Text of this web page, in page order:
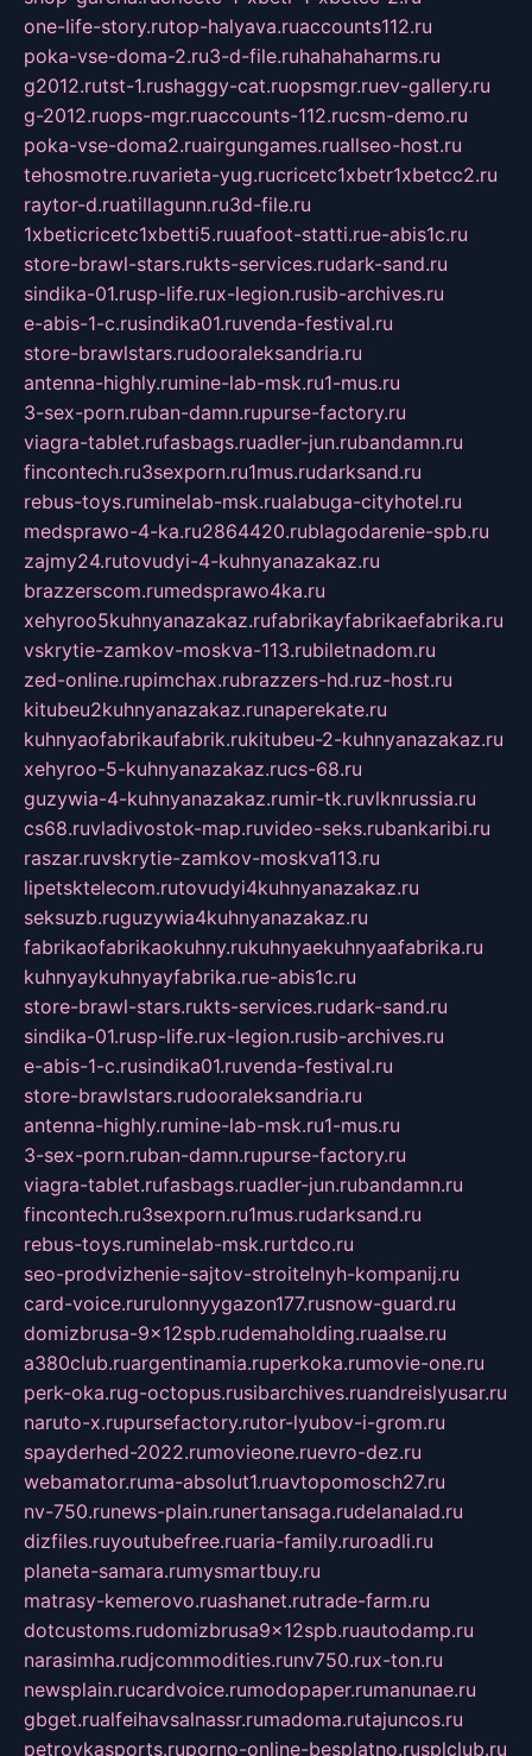
one-life-story.rutop-halyava.ruaccounts112.ru
poka-vse-doma-2.ru3-d-file.ruhahahaharms.ru
g2012.rutst-1.rushaggy-cat.ruopsmgr.ruev-gallery.ru
g-2012.ruops-mgr.ruaccounts-112.rucsm-demo.ru
poka-vse-doma2.ruairgungames.ruallseo-host.ru
tehosmotre.ruvarieta-yug.rucricetc1xbetr1xbetcc2.ru
raytor-d.ruatillagunn.ru3d-file.ru
1xbeticricetc1xbetti5.ruuafoot-statti.rue-abis1c.ru
store-brawl-stars.rukts-services.rudark-sand.ru
sindika-01.rusp-life.rux-legion.rusib-archives.ru
e-abis-1-c.rusindika01.ruvenda-festival.ru
store-brawlstars.rudooraleksandria.ru
antenna-highly.rumine-lab-msk.ru1-mus.ru
3-sex-porn.ruban-damn.rupurse-factory.ru
viagra-tablet.rufasbags.ruadler-jun.rubandamn.ru
fincontech.ru3sexporn.ru1mus.rudarksand.ru
rebus-toys.ruminelab-msk.rualabuga-cityhotel.ru
medsprawo-4-ka.ru2864420.rublagodarenie-spb.ru
zajmy24.rutovudyi-4-kuhnyanazakaz.ru
brazzerscom.rumedsprawo4ka.ru
xehyroo5kuhnyanazakaz.rufabrikayfabrikaefabrika.ru
vskrytie-zamkov-moskva-113.rubiletnadom.ru
zed-online.rupimchax.rubrazzers-hd.ruz-host.ru
kitubeu2kuhnyanazakaz.runaperekate.ru
kuhnyaofabrikaufabrik.rukitubeu-2-kuhnyanazakaz.ru
xehyroo-5-kuhnyanazakaz.rucs-68.ru
guzywia-4-kuhnyanazakaz.rumir-tk.ruvlknrussia.ru
cs68.ruvladivostok-map.ruvideo-seks.rubankaribi.ru
raszar.ruvskrytie-zamkov-moskva113.ru
lipetsktelecom.rutovudyi4kuhnyanazakaz.ru
seksuzb.ruguzywia4kuhnyanazakaz.ru
fabrikaofabrikaokuhny.rukuhnyaekuhnyaafabrika.ru
kuhnyaykuhnyayfabrika.rue-abis1c.ru
store-brawl-stars.rukts-services.rudark-sand.ru
sindika-01.rusp-life.rux-legion.rusib-archives.ru
e-abis-1-c.rusindika01.ruvenda-festival.ru
store-brawlstars.rudooraleksandria.ru
antenna-highly.rumine-lab-msk.ru1-mus.ru
3-sex-porn.ruban-damn.rupurse-factory.ru
viagra-tablet.rufasbags.ruadler-jun.rubandamn.ru
fincontech.ru3sexporn.ru1mus.rudarksand.ru
rebus-toys.ruminelab-msk.rurtdco.ru
seo-prodvizhenie-sajtov-stroitelnyh-kompanij.ru
card-voice.rurulonnyygazon177.rusnow-guard.ru
domizbrusa-9x12spb.rudemaholding.ruaalse.ru
a380club.ruargentinamia.ruperkoka.rumovie-one.ru
perk-oka.rug-octopus.rusibarchives.ruandreislyusar.ru
naruto-x.rupursefactory.rutor-lyubov-i-grom.ru
spayderhed-2022.rumovieone.ruevro-dez.ru
webamator.ruma-absolut1.ruavtopomosch27.ru
nv-750.runews-plain.runertansaga.rudelanalad.ru
dizfiles.ruyoutubefree.ruaria-family.ruroadli.ru
planeta-samara.rumysmartbuy.ru
matrasy-kemerovo.ruashanet.rutrade-farm.ru
dotcustoms.rudomizbrusa9x12spb.ruautodamp.ru
narasimha.rudjcommodities.runv750.rux-ton.ru
newsplain.rucardvoice.rumodopaper.rumanunae.ru
gbget.rualfeihavsalnassr.rumadoma.rutajuncos.ru
petrovkasports.ruporno-online-besplatno.rusplclub.ru